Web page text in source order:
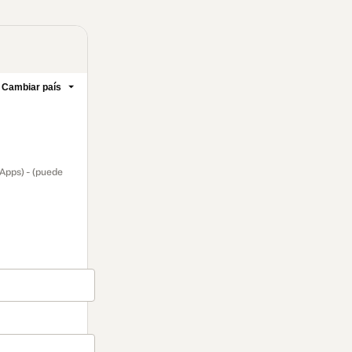
Cambiar país
- (puede